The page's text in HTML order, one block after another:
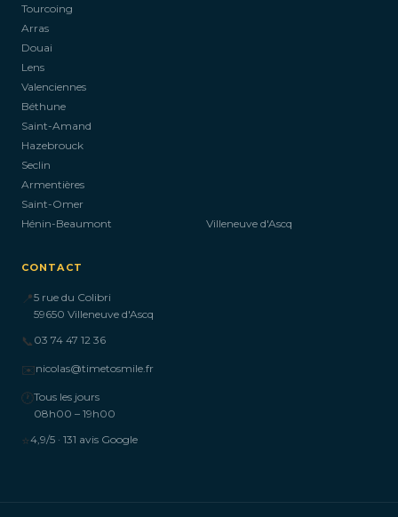
Tourcoing
Arras
Douai
Lens
Valenciennes
Béthune
Saint-Amand
Hazebrouck
Seclin
Armentières
Saint-Omer
Hénin-Beaumont
Villeneuve d'Ascq
CONTACT
📍5 rue du Colibri
59650 Villeneuve d'Ascq
📞 03 74 47 12 36
✉️nicolas@timetosmile.fr
🕐Tous les jours
08h00 – 19h00
⭐4,9/5 · 131 avis Google